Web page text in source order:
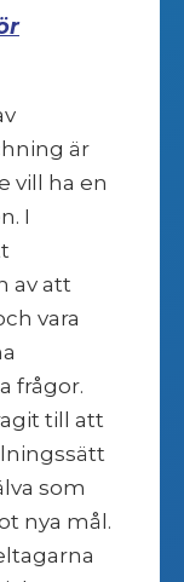
är
vill ha en
I
av att
vara
frågor.
till att
som
nya mål.